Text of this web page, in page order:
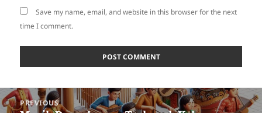
Save my name, email, and website in this browser for the next
time I comment.
Post
navigation
PREVIOUS